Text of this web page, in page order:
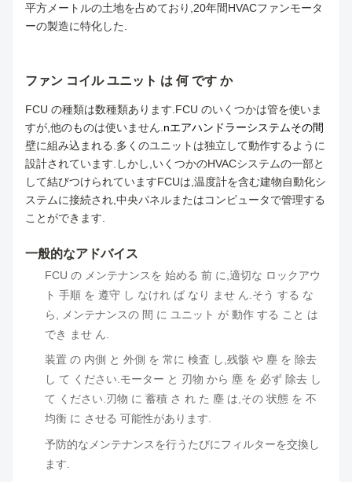
平方メートルの土地を占めており,20年間HVACファンモータ
ーの製造に特化した.
ファン コイル ユニット は 何 です か
FCU の種類は数種類あります.FCU のいくつかは管を使いま
すが,他のものは使いません.nエアハンドラーシステムその間
壁に組み込まれる.多くのユニットは独立して動作するように
設計されています.しかし,いくつかのHVACシステムの一部と
して結びつけられていますFCUは,温度計を含む建物自動化シ
ステムに接続され,中央パネルまたはコンピュータで管理する
ことができます.
一般的なアドバイス
FCU の メンテナンスを 始める 前 に,適切な ロックアウ
ト 手順 を 遵守 し なけれ ば なり ませ ん.そう する な
ら, メンテナンスの 間 に ユニット が 動作 する こと は
でき ませ ん.
装置 の 内側 と 外側 を 常に 検査 し,残骸 や 塵 を 除去
し て ください.モーター と 刃物 から 塵 を 必ず 除去 し
て ください.刃物 に 蓄積 さ れ た 塵 は,その 状態 を 不
均衡 に させる 可能性があります.
予防的なメンテナンスを行うたびにフィルターを交換し
ます.